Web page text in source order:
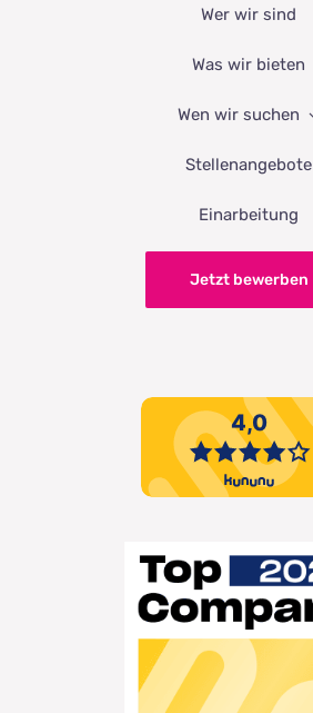
Wer wir sind
Was wir bieten
Wen wir suchen
Stellenangebote
Einarbeitung
Jetzt bewerben